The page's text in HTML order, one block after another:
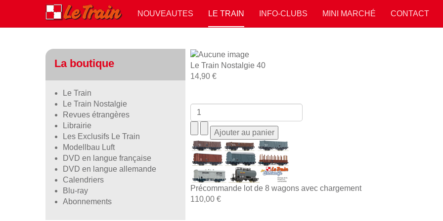
NOUVEAUTES LE TRAIN INFO-CLUBS MINI MARCHÉ CONTACT
Le Train Nostalgie 40
14,90 €
Précommande lot de 8 wagons avec chargement
110,00 €
La boutique
Le Train
Le Train Nostalgie
Revues étrangères
Librairie
Les Exclusifs Le Train
Modellbau Luft
DVD en langue française
DVD en langue allemande
Calendriers
Blu-ray
Abonnements